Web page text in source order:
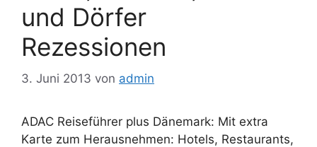
und Dörfer
Rezessionen
3. Juni 2013 von admin
ADAC Reiseführer plus Dänemark: Mit extra
Karte zum Herausnehmen: Hotels, Restaurants,